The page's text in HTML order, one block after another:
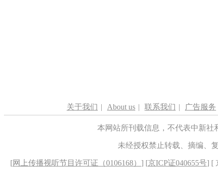
关于我们 | About us | 联系我们 | 广告服务
本网站所刊载信息，不代表中新
未经授权禁止转载、摘编、
[网上传播视听节目许可证（0106168） ] [京ICP证040655号] [